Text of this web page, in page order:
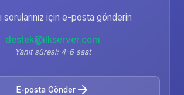
sorularınız için e-posta gönderin
destek@ilkserver.com
Yanıt süresi: 4-6 saat
E-posta Gönder